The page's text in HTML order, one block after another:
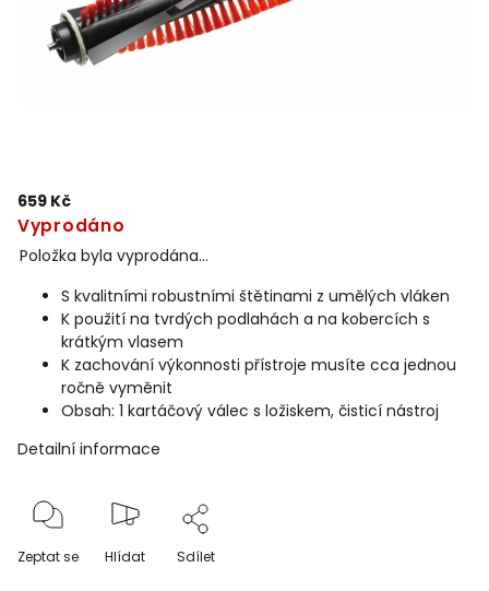
659 Kč
Vyprodáno
Položka byla vyprodána…
S kvalitními robustními štětinami z umělých vláken
K použití na tvrdých podlahách a na kobercích s
krátkým vlasem
K zachování výkonnosti přístroje musíte cca jednou
ročně vyměnit
Obsah: 1 kartáčový válec s ložiskem, čisticí nástroj
Detailní informace
Zeptat se Hlídat Sdílet